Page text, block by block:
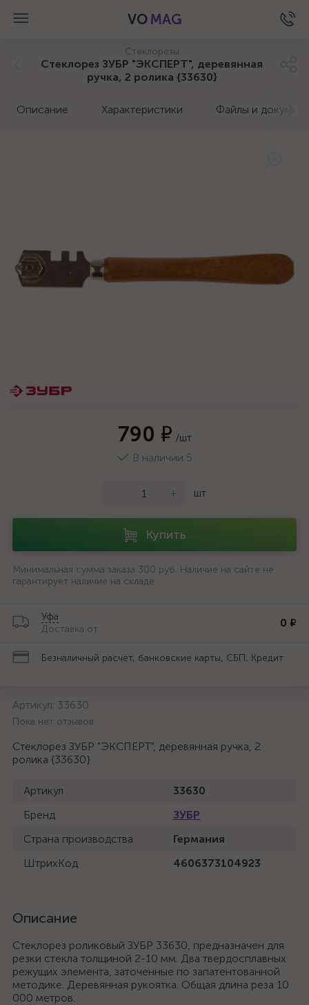
VO MAG
Стеклорезы
Стеклорез ЗУБР "ЭКСПЕРТ", деревянная
ручка, 2 ролика {33630}
Описание Характеристики Файлы и
790 ₽ /шт
В наличии 5
+ шт
Купить
Минимальная сумма заказа 300 руб. Наличие на сайте не
гарантирует наличие на складе.
Уфа
Доставка от
0 ₽
Безналичный расчет, банковские карты, СБП, Кредит
Артикул: 33630
Пока нет отзывов
Стеклорез ЗУБР "ЭКСПЕРТ", деревянная ручка, 2
ролика {33630}
Артикул
33630
Бренд
ЗУБР
Страна производства
Германия
ШтрихКод
4606373104923
Описание
Стеклорез роликовый ЗУБР 33630, предназначен для
резки стекла толщиной 2-10 мм. Два твердосплавных
режущих элемента, заточенные по запатентованной
методике. Деревянная рукоятка. Общая длина реза 10
000 метров.